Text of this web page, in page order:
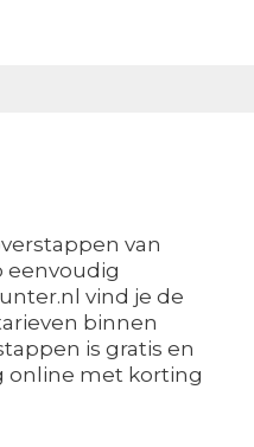
van
eenvoudig
vind je de
binnen
is gratis en
online met korting